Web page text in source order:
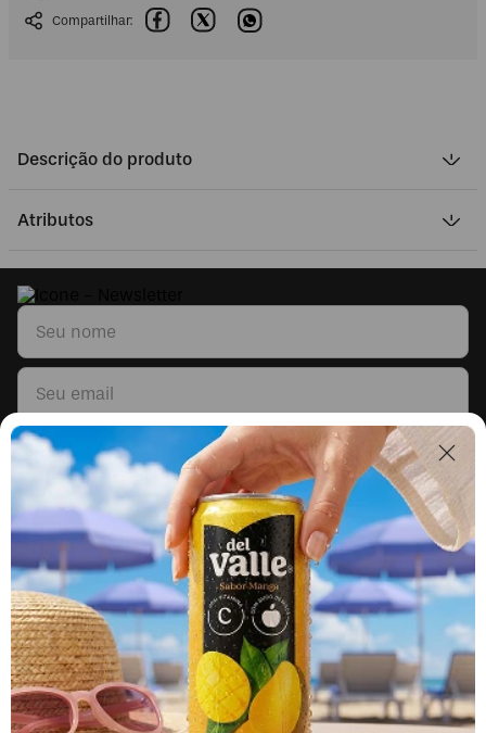
Descrição do produto
Atributos
Li e concordo com os Termos & CondiçõesePolíticas de Privacidade
Segunda a sexta, das 9h às 17h.
Exceto feriados.
0800 023 5338
Fale sobre seu pedido